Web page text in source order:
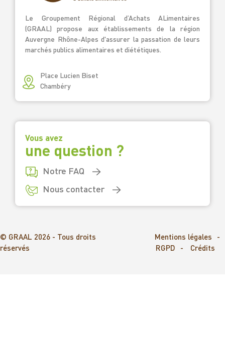
Le Groupement Régional d’Achats ALimentaires
(GRAAL) propose aux établissements de la région
Auvergne Rhône-Alpes d'assurer la passation de leurs
marchés publics alimentaires et diététiques.
Place Lucien Biset
Chambéry
Vous avez
une question ?
Notre FAQ
Nous contacter
Mentions légales
RGPD
Crédits
© GRAAL 2026 - Tous droits
réservés